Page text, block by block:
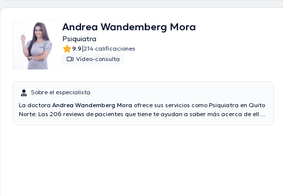
Andrea Wandemberg Mora
Psiquiatra
9.9|214 calificaciones
Vídeo-consulta
Sobre el especialista
La doctora Andrea Wandemberg Mora ofrece sus servicios como Psiquiatra en Quito
Norte. Las 206 reviews de pacientes que tiene te ayudan a saber más acerca de ella.